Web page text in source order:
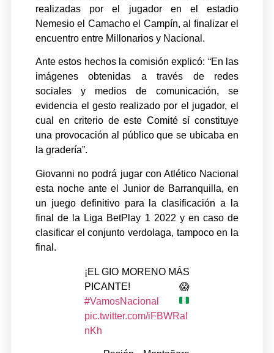
realizadas por el jugador en el estadio
Nemesio el Camacho el Campín, al finalizar el
encuentro entre Millonarios y Nacional.
Ante estos hechos la comisión explicó: “En las
imágenes obtenidas a través de redes
sociales y medios de comunicación, se
evidencia el gesto realizado por el jugador, el
cual en criterio de este Comité sí constituye
una provocación al público que se ubicaba en
la gradería”.
Giovanni no podrá jugar con Atlético Nacional
esta noche ante el Junior de Barranquilla, en
un juego definitivo para la clasificación a la
final de la Liga BetPlay 1 2022 y en caso de
clasificar el conjunto verdolaga, tampoco en la
final.
¡EL GIO MORENO MÁS
PICANTE! 😱
#VamosNacional
pic.twitter.com/iFBWRaI
nKh